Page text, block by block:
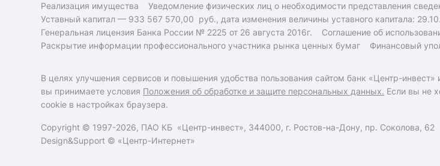
Реализация имущества
Уведомление физических лиц о необходимости представления
Уставный капитал — 933 567 570,00 руб., дата изменения величины уставного капитала:
Генеральная лицензия Банка России № 2225 от 26 августа 2016г.
Соглашение об
Раскрытие информации профессионального участника рынка ценных бумаг
Финансовый
В целях улучшения сервисов и повышения удобства пользования сайтом банк «Центр-
вы принимаете условия Положения об обработке и защите персональных данных. Если вы не
cookie в настройках браузера.
Copyright © 1997-2026, ПАО КБ «Центр-инвест», 344000, г. Ростов-на-Дону, пр. Соколова, 62
Design&Support © «Центр-Интернет»